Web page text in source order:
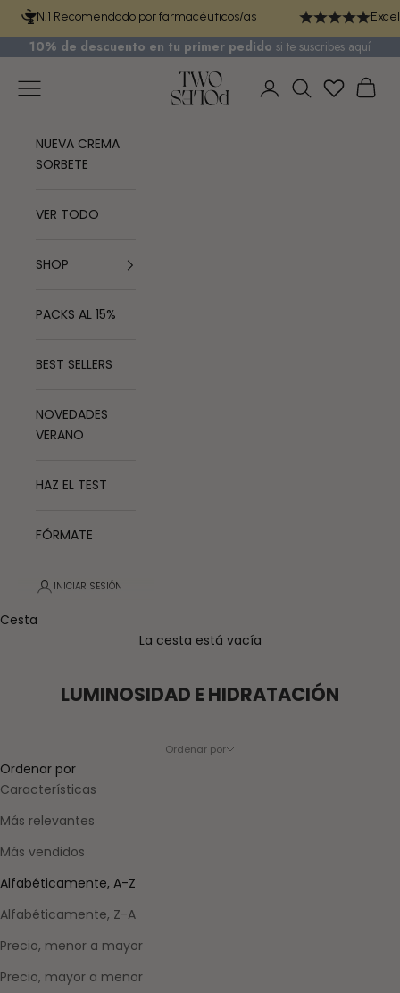
Ir al contenidoN.1 Recomendado por farmacéuticos/as
10% de descuento en tu primer pedido si te suscribes aquí
TWO POLES COSMETICS
Menú
Iniciar sesión
Buscar
NUEVA CREMA
SORBETE
VER TODO
SHOP
PACKS AL 15%
BEST SELLERS
NOVEDADES
VERANO
HAZ EL TEST
FÓRMATE
INICIAR SESIÓN
Cesta
La cesta está vacía
LUMINOSIDAD E HIDRATACIÓN
Ordenar por
Ordenar por
Características
Más relevantes
Más vendidos
Alfabéticamente, A-Z
Alfabéticamente, Z-A
Precio, menor a mayor
Precio, mayor a menor